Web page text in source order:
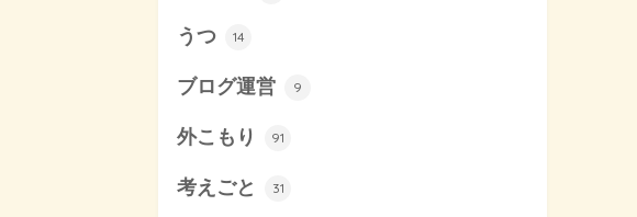
うつ 14
ブログ運営 9
外こもり 91
考えごと 31